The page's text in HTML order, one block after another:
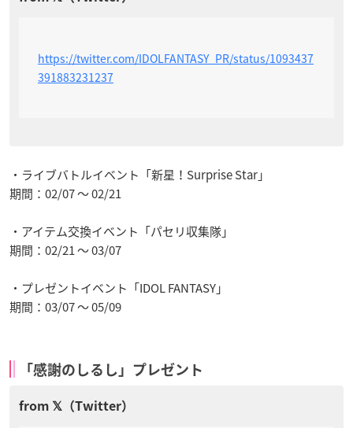
https://twitter.com/IDOLFANTASY_PR/status/1093437
391883231237
・ライブバトルイベント「新星！Surprise Star」
期間：02/07 ～ 02/21
・アイテム交換イベント「パセリ収集隊」
期間：02/21 ～ 03/07
・プレゼントイベント「IDOL FANTASY」
期間：03/07 ～ 05/09
「感謝のしるし」プレゼント